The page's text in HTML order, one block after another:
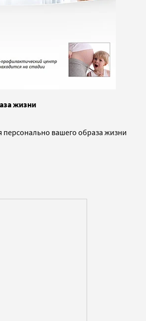
жизни
персонально вашего образа жизни